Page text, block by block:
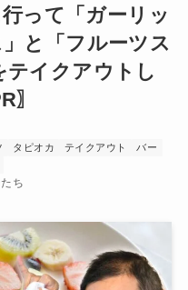
って「ガーリッ
と「フルーツス
イクアウトし
〗
タピオカ テイクアウト
バー
ち